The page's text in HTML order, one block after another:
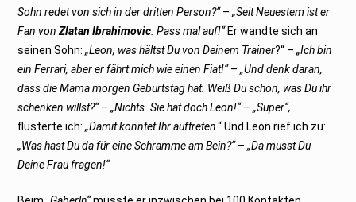
Sohn redet von sich in der dritten Person?“–„Seit Neuestem ist er
Fan vonZlatan Ibrahimovic . Pass mal auf!“Er wandte sich an
seinen Sohn:„Leon, was hältst Du von Deinem Trainer?“ –„Ich bin
ein Ferrari, aber er fährt mich wie einen Fiat!“–„Und denk daran,
dass die Mama morgen Geburtstag hat. Weiß Du schon, was Du ihr
schenken willst?“–„Nichts. Sie hat doch Leon!“–„Super“,
flüsterte ich:„Damit könntet Ihr auftreten.“ Und Leon rief ich zu:
„Was hast Du da für eine Schramme am Bein?“–„Da musst Du
Deine Frau fragen!“